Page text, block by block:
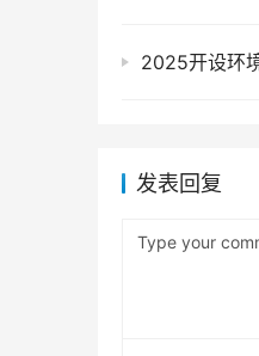
2025开设环
发表回复